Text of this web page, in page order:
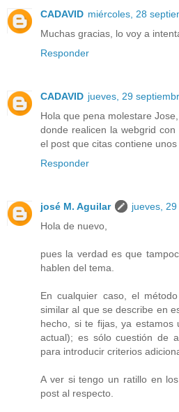
CADAVID miércoles, 28
Muchas gracias, lo voy a
Responder
CADAVID jueves, 29
Hola que pena molestare
donde realicen la webgrid
el post que citas contiene
Responder
josé M. Aguilar
jueves,
Hola de nuevo,
pues la verdad es que
hablen del tema.
En cualquier caso, el
similar al que se describe en
hecho, si te fijas, ya estamos
actual); es sólo cuestión de
para introducir criterios
A ver si tengo un ratillo en
post al respecto.